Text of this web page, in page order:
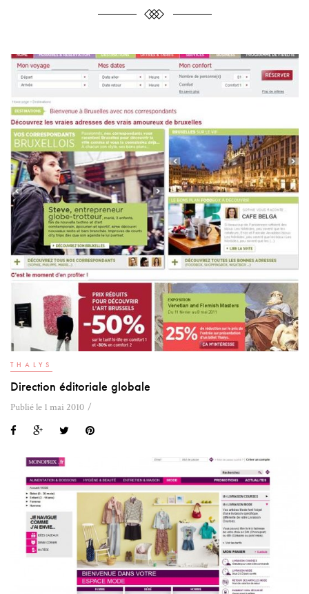
THALYS
Direction éditoriale globale
Publié le 1 mai 2010